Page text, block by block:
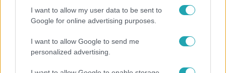
I want to allow my user data to be sent to
Google for online advertising purposes.
I want to allow Google to send me
personalized advertising.